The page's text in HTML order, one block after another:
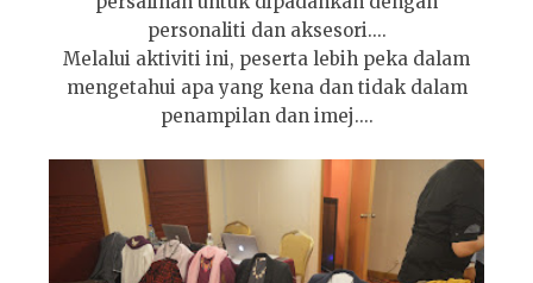
personaliti dan aksesori....
Melalui aktiviti ini, peserta lebih peka dalam
mengetahui apa yang kena dan tidak dalam
penampilan dan imej....